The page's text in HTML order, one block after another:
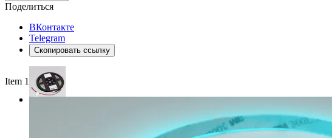
Поделиться
ВКонтакте
Telegram
Скопировать ссылку
Item 1 of 3